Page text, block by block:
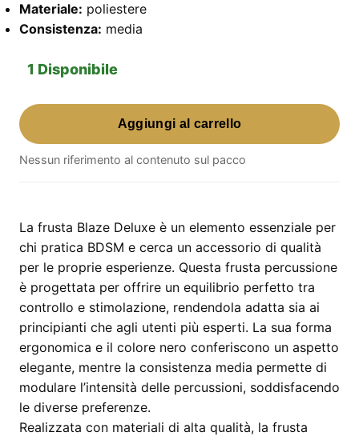
Materiale: poliestere
Consistenza: media
1 Disponibile
Frusta
Blaze
Deluxe
–
nera
quantità
Aggiungi al carrello
Nessun riferimento al contenuto sul pacco
La frusta Blaze Deluxe è un elemento essenziale per
chi pratica BDSM e cerca un accessorio di qualità
per le proprie esperienze. Questa frusta percussione
è progettata per offrire un equilibrio perfetto tra
controllo e stimolazione, rendendola adatta sia ai
principianti che agli utenti più esperti. La sua forma
ergonomica e il colore nero conferiscono un aspetto
elegante, mentre la consistenza media permette di
modulare l’intensità delle percussioni, soddisfacendo
le diverse preferenze.
Realizzata con materiali di alta qualità, la frusta